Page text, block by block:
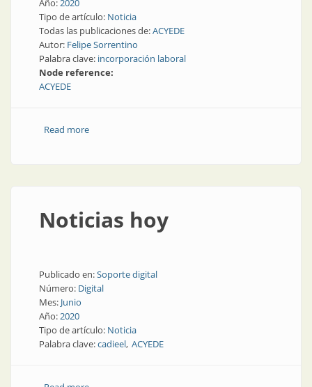
Año:2020
Tipo de artículo: Noticia
Todas las publicaciones de:ACYEDE
Autor: Felipe Sorrentino
Palabra clave: incorporación laboral
Node reference:
ACYEDE
Read moreabout Incorporación laboral de Felipe Sorrentino
Noticias hoy
Publicado en:Soporte digital
Número: Digital
Mes: Junio
Año:2020
Tipo de artículo: Noticia
Palabra clave:cadieel ACYEDE